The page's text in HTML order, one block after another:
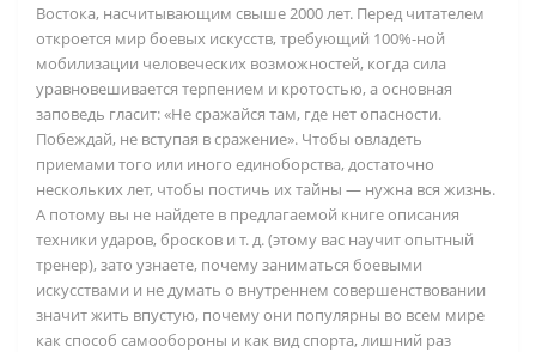
Востока, насчитывающим свыше 2000 лет. Перед читателем
откроется мир боевых искусств, требующий 100%-ной
мобилизации человеческих возможностей, когда сила
уравновешивается терпением и кротостью, а основная
заповедь гласит: «Не сражайся там, где нет опасности.
Побеждай, не вступая в сражение». Чтобы овладеть
приемами того или иного единоборства, достаточно
нескольких лет, чтобы постичь их тайны — нужна вся жизнь.
А потому вы не найдете в предлагаемой книге описания
техники ударов, бросков и т. д. (этому вас научит опытный
тренер), зато узнаете, почему заниматься боевыми
искусствами и не думать о внутреннем совершенствовании
значит жить впустую, почему они популярны во всем мире
как способ самообороны и как вид спорта, лишний раз